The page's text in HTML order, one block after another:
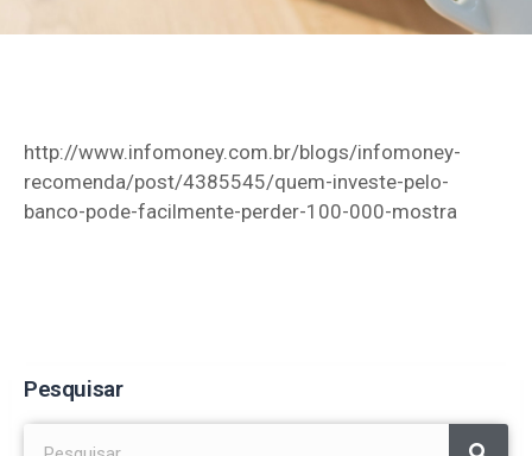
http://www.infomoney.com.br/blogs/infomoney-
recomenda/post/4385545/quem-investe-pelo-
banco-pode-facilmente-perder-100-000-mostra
Pesquisar